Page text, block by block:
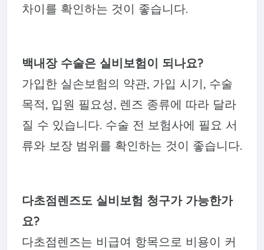
차이를 확인하는 것이 좋습니다.
백내장 수술은 실비보험이 되나요?
가입한 실손보험의 약관, 가입 시기, 수술
목적, 입원 필요성, 렌즈 종류에 따라 달라
질 수 있습니다. 수술 전 보험사에 필요 서
류와 보장 범위를 확인하는 것이 좋습니다.
다초점렌즈도 실비보험 청구가 가능한가
요?
다초점렌즈는 비급여 항목으로 비용이 커